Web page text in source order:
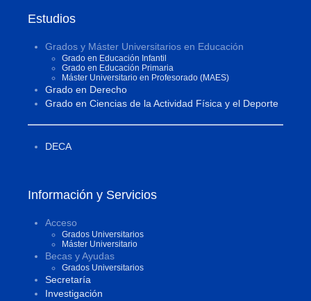
Estudios
Grados y Máster Universitarios en Educación
Grado en Educación Infantil
Grado en Educación Primaria
Máster Universitario en Profesorado (MAES)
Grado en Derecho
Grado en Ciencias de la Actividad Física y el Deporte
DECA
Información y Servicios
Acceso
Grados Universitarios
Máster Universitario
Becas y Ayudas
Grados Universitarios
Secretaría
Investigación